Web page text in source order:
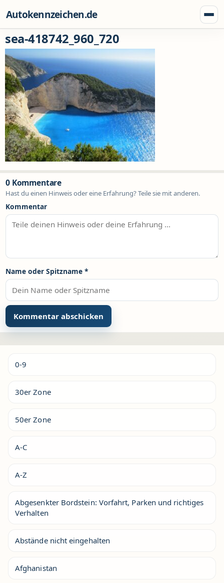
Autokennzeichen.de
sea-418742_960_720
0 Kommentare
Hast du einen Hinweis oder eine Erfahrung? Teile sie mit anderen.
Kommentar
Name oder Spitzname *
0-9
30er Zone
50er Zone
A-C
A-Z
Abgesenkter Bordstein: Vorfahrt, Parken und richtiges
Verhalten
Abstände nicht eingehalten
Afghanistan